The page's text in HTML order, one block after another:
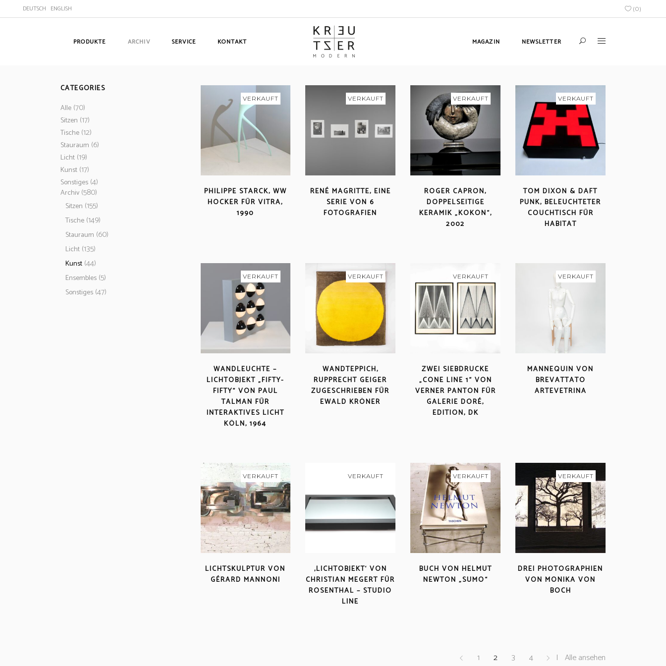
DEUTSCH ENGLISH (0)
PRODUKTE ARCHIV SERVICE KONTAKT MAGAZIN NEWSLETTER
VERKAUFT
PHILIPPE STARCK, WW
HOCKER FÜR VITRA,
1990
VERKAUFT
RENÉ MAGRITTE, EINE
SERIE VON 6
FOTOGRAFIEN
VERKAUFT
ROGER CAPRON,
DOPPELSEITIGE
KERAMIK „KOKON“,
2002
VERKAUFT
TOM DIXON & DAFT
PUNK, BELEUCHTETER
COUCHTISCH FÜR
HABITAT
VERKAUFT
WANDLEUCHTE –
LICHTOBJEKT „FIFTY-
FIFTY“ VON PAUL
TALMAN FÜR
INTERAKTIVES LICHT
KÖLN, 1964
VERKAUFT
WANDTEPPICH,
RUPPRECHT GEIGER
ZUGESCHRIEBEN FÜR
EWALD KRÖNER
VERKAUFT
ZWEI SIEBDRUCKE
„CONE LINE 1“ VON
VERNER PANTON FÜR
GALERIE DORÉ,
EDITION, DK
VERKAUFT
MANNEQUIN VON
BREVATTATO
ARTEVETRINA
VERKAUFT
LICHTSKULPTUR VON
GÉRARD MANNONI
VERKAUFT
‚LICHTOBJEKT‘ VON
CHRISTIAN MEGERT FÜR
ROSENTHAL – STUDIO
LINE
VERKAUFT
BUCH VON HELMUT
NEWTON „SUMO“
VERKAUFT
DREI PHOTOGRAPHIEN
VON MONIKA VON
BOCH
1 2 3 4 Alle ansehen
CATEGORIES
Alle (70)
Sitzen (17)
Tische (12)
Stauraum (6)
Licht (19)
Kunst (17)
Sonstiges (4)
Archiv (580)
Sitzen (155)
Tische (149)
Stauraum (60)
Licht (135)
Kunst (44)
Ensembles (5)
Sonstiges (47)